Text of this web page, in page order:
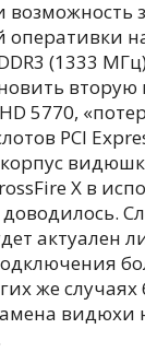
возможность
(1333
вторую
5770,
PCI
X в
актуален
же случаях
видюхи